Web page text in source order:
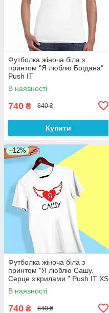
Футболка жіноча біла з
принтом "Я люблю Богдана"
Push IT
В наявності
740 ₴ 840 ₴
Купити
–12%
Футболка жіноча біла з
принтом "Я люблю Сашу.
Серце з крилами " Push IT XS
В наявності
740 ₴ 840 ₴